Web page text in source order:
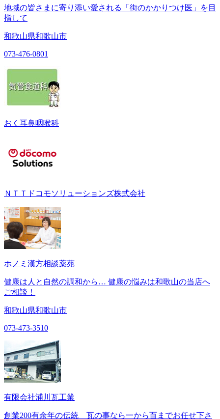
地域の皆さまに寄り添い愛される「街のかかりつけ医」を目
指して
和歌山県和歌山市
073-476-0801
おく耳鼻咽喉科
ＮＴＴドコモソリューションズ株式会社
ホノミ漢方相談薬苑
健康は人と自然の調和から… 健康の悩みは和歌山の当店へ
ご相談！
和歌山県和歌山市
073-473-3510
有限会社浦川瓦工業
創業200有余年の伝統 瓦の事なら一から百までお任せ下さ